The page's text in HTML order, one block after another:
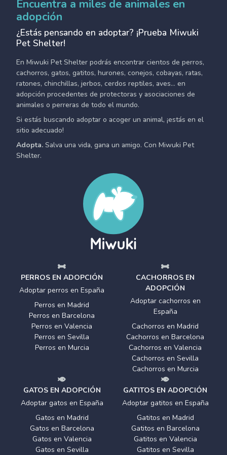
Encuentra a miles de animales en
adopción
¿Estás pensando en adoptar? ¡Prueba Miwuki
Pet Shelter!
En Miwuki Pet Shelter podrás encontrar cientos de perros,
cachorros, gatos, gatitos, hurones, conejos, cobayas, ratas,
ratones, chinchillas, jerbos, cerdos reptiles, aves... en
adopción procedentes de protectoras y asociaciones de
animales o perreras de todo el mundo.
Si estás buscando adoptar o acoger un animal, ¡estás en el
sitio adecuado!
Adopta. Salva una vida, gana un amigo. Con Miwuki Pet
Shelter.
PERROS EN ADOPCIÓN
Adoptar perros en España
Perros en Madrid
Perros en Barcelona
Perros en Valencia
Perros en Sevilla
Perros en Murcia
CACHORROS EN
ADOPCIÓN
Adoptar cachorros en
España
Cachorros en Madrid
Cachorros en Barcelona
Cachorros en Valencia
Cachorros en Sevilla
Cachorros en Murcia
GATOS EN ADOPCIÓN
Adoptar gatos en España
Gatos en Madrid
Gatos en Barcelona
Gatos en Valencia
Gatos en Sevilla
GATITOS EN ADOPCIÓN
Adoptar gatitos en España
Gatitos en Madrid
Gatitos en Barcelona
Gatitos en Valencia
Gatitos en Sevilla